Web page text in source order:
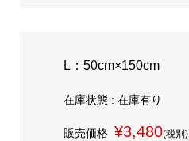
L：50cm×150cm
在庫状態 : 在庫有り
販売価格 ¥3,480(税別)